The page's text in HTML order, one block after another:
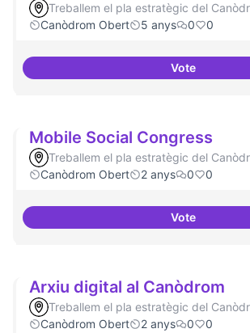
Treballem el pla estratègic del
Canòdrom Obert
5 anys 0 0
VoteRefugi en
Mobile Social Congress
Treballem el pla estratègic del
Canòdrom Obert
2 anys 0 0
VoteMobile
Arxiu digital al Canòdrom
Treballem el pla estratègic del
Canòdrom Obert
2 anys 0 0